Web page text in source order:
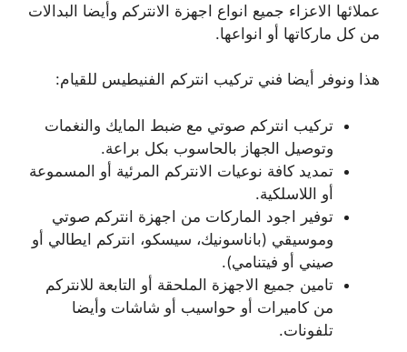
عملائها الاعزاء جميع انواع اجهزة الانتركم وأيضا البدالات
من كل ماركاتها أو انواعها.
هذا ونوفر أيضا فني تركيب انتركم الفنيطيس للقيام:
تركيب انتركم صوتي مع ضبط المايك والنغمات
وتوصيل الجهاز بالحاسوب بكل براعة.
تمديد كافة نوعيات الانتركم المرئية أو المسموعة
أو اللاسلكية.
توفير اجود الماركات من اجهزة انتركم صوتي
وموسيقي (باناسونيك، سيسكو، انتركم ايطالي أو
صيني أو فيتنامي).
تامين جميع الاجهزة الملحقة أو التابعة للانتركم
من كاميرات أو حواسيب أو شاشات وأيضا
تلفونات.